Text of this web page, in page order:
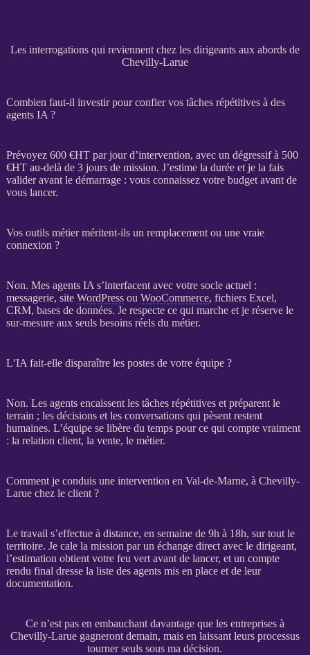
Les interrogations qui reviennent chez les dirigeants aux abords de
Chevilly-Larue
Combien faut-il investir pour confier vos tâches répétitives à des
agents IA ?
Prévoyez 600 €HTpar jour d’intervention, avec un dégressif à 500
€HTau-delà de 3 jours de mission. J’estime la durée et je la fais
valider avant le démarrage : vous connaissez votre budget avant de
vous lancer.
Vos outils métier méritent-ils un remplacement ou une vraie
connexion ?
Non. Mes agents IA s’interfacent avec votre socle actuel :
messagerie, site WordPressou WooCommerce, fichiers Excel,
CRM, bases de données. Je respecte ce qui marche et je réserve le
sur-mesure aux seuls besoins réels du métier.
L’IA fait-elle disparaître les postes de votre équipe ?
Non. Les agentsencaissent les tâches répétitives et préparent le
terrain ; les décisions et les conversations qui pèsent restent
humaines. L’équipe se libère du temps pour ce qui compte vraiment
: la relation client, la vente, le métier.
Comment je conduis une intervention en Val-de-Marne, à Chevilly-
Larue chez le client ?
Le travail s’effectue à distance, en semaine de 9h à 18h, sur tout le
territoire. Je cale la mission par un échange direct avec le dirigeant,
l’estimation obtient votre feu vert avant de lancer, et un compte
rendu final dresse la liste des agentsmis en place et de leur
documentation.
Ce n’est pas en embauchant davantage que les entreprises à
Chevilly-Larue gagneront demain, mais en laissant leurs processus
tourner seuls sous ma décision.